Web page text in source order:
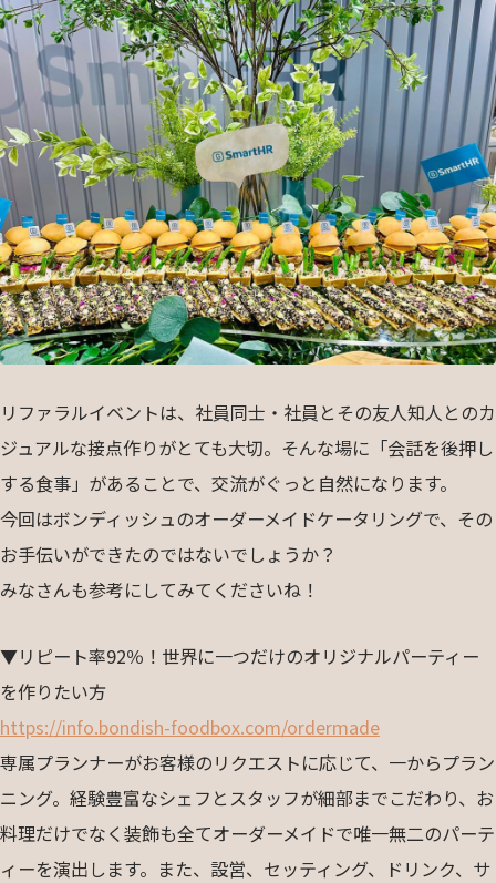
リファラルイベントは、社員同士・社員とその友人知人とのカ
ジュアルな接点作りがとても大切。そんな場に「会話を後押し
する食事」があることで、交流がぐっと自然になります。
今回はボンディッシュのオーダーメイドケータリングで、その
お手伝いができたのではないでしょうか？
みなさんも参考にしてみてくださいね！
▼リピート率92％！世界に一つだけのオリジナルパーティー
を作りたい方
https://info.bondish-foodbox.com/ordermade
専属プランナーがお客様のリクエストに応じて、一からプラン
ニング。経験豊富なシェフとスタッフが細部までこだわり、お
料理だけでなく装飾も全てオーダーメイドで唯一無二のパーテ
ィーを演出します。また、設営、セッティング、ドリンク、サ